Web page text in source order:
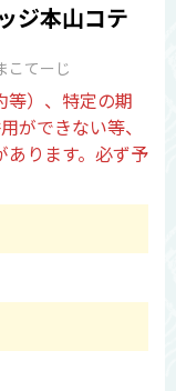
ジ本山コテ
こてーじ
）、特定の期
ができない等、
ります。必ず予